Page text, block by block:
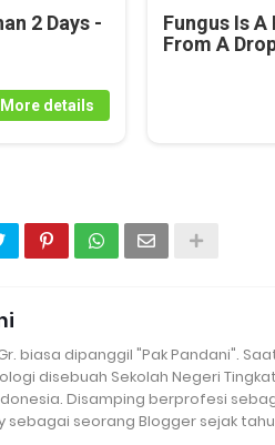
2 Days -
More details
Fungus Is
From A
biasa dipanggil "Pak Pandani".
disebuah Sekolah Negeri
Disamping berprofesi
sebagai seorang Blogger sejak